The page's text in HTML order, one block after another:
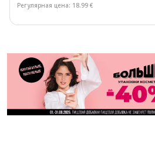
Регулярная цена: 18.99 €